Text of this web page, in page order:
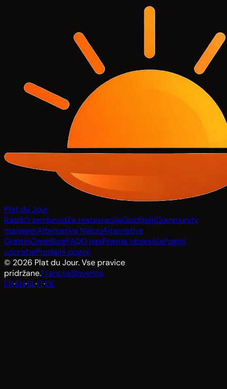
Plat du Jour
Razišči zemljevidZa restavracijeGostiteljiCommunity
managerAlternativa MalouAlternativa
GrattinCeneBlogFAQO nasPravna obvestilaPogoji
uporabeProdajni pogoji
© 2026 Plat du Jour. Vse pravice
pridržane.FrancijaSlovenija
FR·EN·SL·IT·DE